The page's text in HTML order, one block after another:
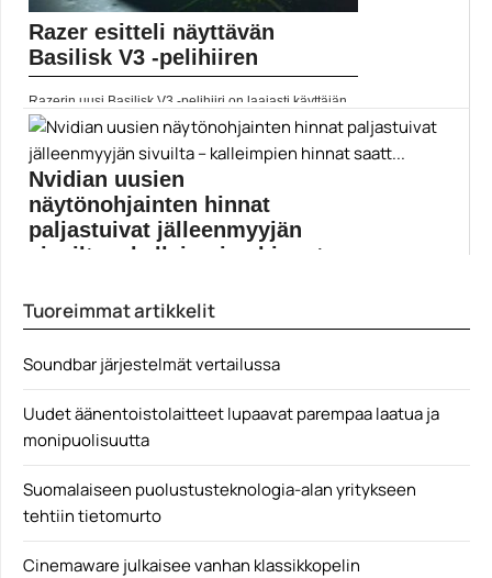
Razer esitteli näyttävän
Basilisk V3 -pelihiiren
Razerin uusi Basilisk V3 -pelihiiri on laajasti käyttäjän...
Pelihiiret
Nvidian uusien
näytönohjainten hinnat
paljastuivat jälleenmyyjän
sivuilta – kalleimpien hinnat
Geforce RTX 3000
Tuoreimmat artikkelit
Soundbar järjestelmät vertailussa
Uudet äänentoistolaitteet lupaavat parempaa laatua ja
monipuolisuutta
Suomalaiseen puolustusteknologia-alan yritykseen
tehtiin tietomurto
Cinemaware julkaisee vanhan klassikkopelin